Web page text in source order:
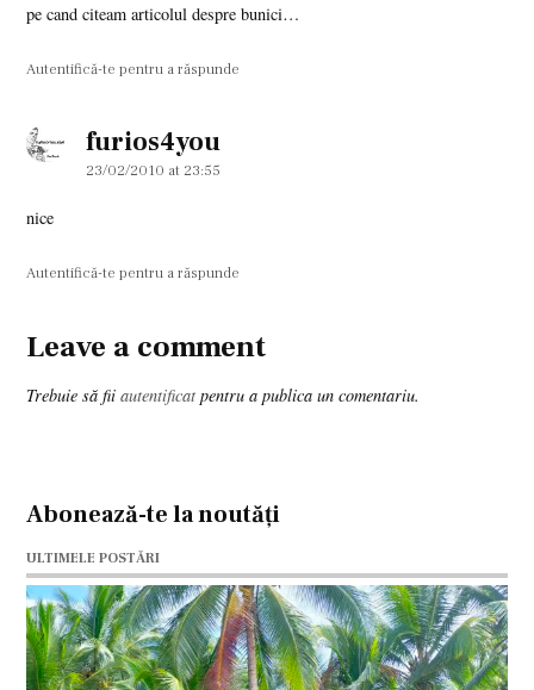
pe cand citeam articolul despre bunici…
Autentifică-te pentru a răspunde
furios4you
23/02/2010 at 23:55
nice
Autentifică-te pentru a răspunde
Leave
comment
Trebuie să fiiautentificat pentru a publica un comentariu.
Leave a comment
Abonează-te la noutăți
ULTIMELE POSTĂRI